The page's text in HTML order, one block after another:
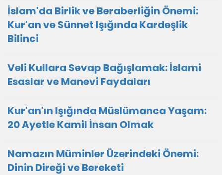
İslam'da Birlik ve Beraberliğin Önemi:
Kur'an ve Sünnet Işığında Kardeşlik
Bilinci
Veli Kullara Sevap Bağışlamak: İslami
Esaslar ve Manevi Faydaları
Kur'an'ın Işığında Müslümanca Yaşam:
20 Ayetle Kamil İnsan Olmak
Namazın Müminler Üzerindeki Önemi:
Dinin Direği ve Bereketi